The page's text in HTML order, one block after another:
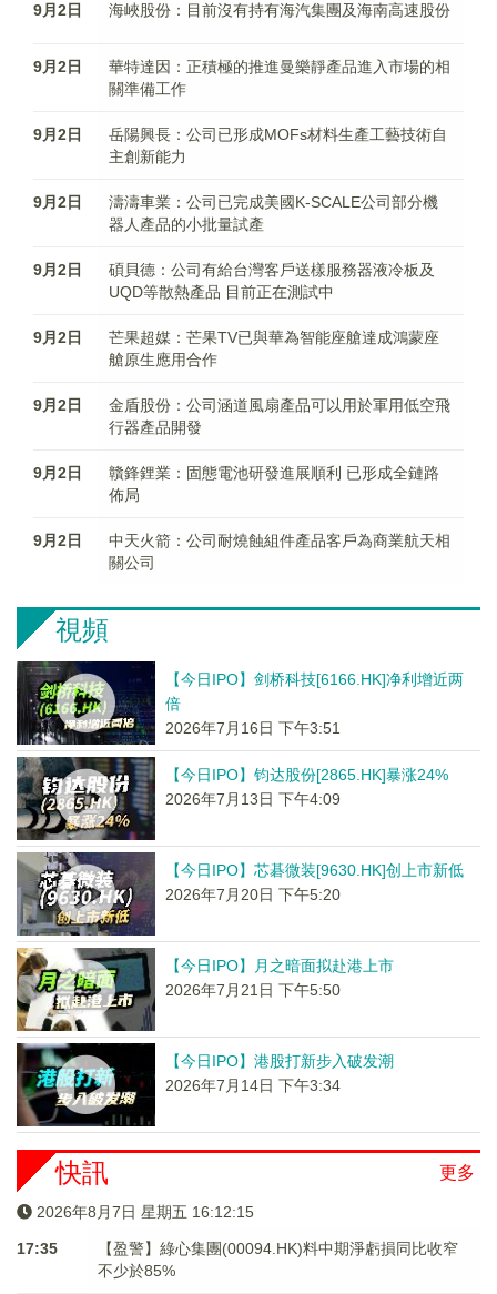
9月2日 海峽股份：目前沒有持有海汽集團及海南高速股份
9月2日
華特達因：正積極的推進曼樂靜產品進入市場的相
關準備工作
9月2日
岳陽興長：公司已形成MOFs材料生產工藝技術自
主創新能力
9月2日
濤濤車業：公司已完成美國K-SCALE公司部分機
器人產品的小批量試產
9月2日
碩貝德：公司有給台灣客戶送樣服務器液冷板及
UQD等散熱產品 目前正在測試中
9月2日
芒果超媒：芒果TV已與華為智能座艙達成鴻蒙座
艙原生應用合作
9月2日
金盾股份：公司涵道風扇產品可以用於軍用低空飛
行器產品開發
9月2日
贛鋒鋰業：固態電池研發進展順利 已形成全鏈路
佈局
9月2日
中天火箭：公司耐燒蝕組件產品客戶為商業航天相
關公司
視頻
【今日IPO】剑桥科技[6166.HK]净利增近两
倍
2026年7月16日 下午3:51
【今日IPO】钧达股份[2865.HK]暴涨24%
2026年7月13日 下午4:09
【今日IPO】芯碁微装[9630.HK]创上市新低
2026年7月20日 下午5:20
【今日IPO】月之暗面拟赴港上市
2026年7月21日 下午5:50
【今日IPO】港股打新步入破发潮
2026年7月14日 下午3:34
更多
快訊
2026年8月7日 星期五 16:12:15
17:35
【盈警】綠心集團(00094.HK)料中期淨虧損同比收窄
不少於85%